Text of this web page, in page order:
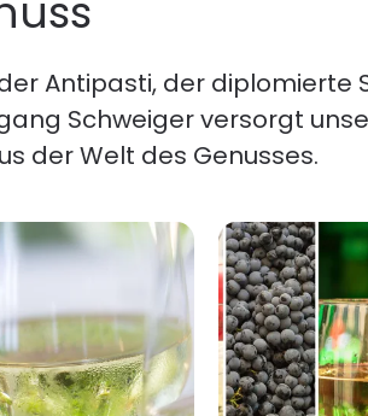
Antipasti, der diplomierte
Schweiger versorgt
der Welt des Genusses.